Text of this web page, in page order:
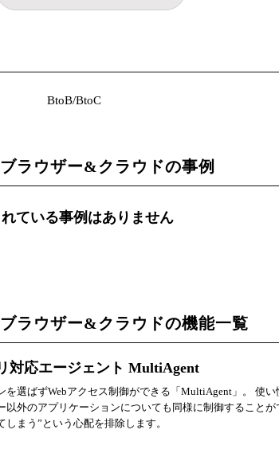
BtoB/BtoC
ラウザー&クラウドの事例
ている事例はありません
ラウザー&クラウドの機能一覧
対応エージェント MultiAgent
を選ばずWebアクセス制御ができる「MultiAgent」。 使
以外のアプリケーションについても同様に制御すること
しまう”という心配を排除します。